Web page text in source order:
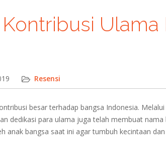
Ulama
Resensi
besar terhadap bangsa Indonesia.
dedikasi para ulama juga telah membuat
anak bangsa saat ini agar tumbuh kecintaan